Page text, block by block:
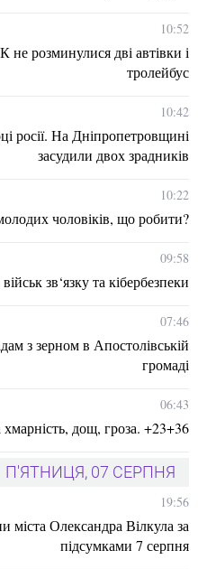
10:52
розминулися дві автівки і
тролейбус
10:42
росії. На Дніпропетровщині
засудили двох зрадників
10:22
чоловіків, що робити?
09:58
зв‘язку та кібербезпеки
07:46
з зерном в Апостолівській
громаді
06:43
дощ, гроза. +23+36
П'ЯТНИЦЯ, 07 СЕРПНЯ
19:56
міста Олександра Вілкула за
підсумками 7 серпня